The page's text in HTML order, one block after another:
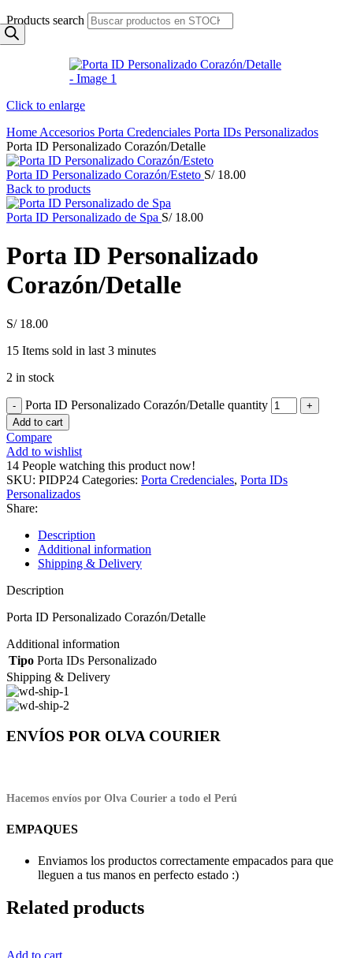
Products search
Click to enlarge
Home Accesorios Porta Credenciales Porta IDs Personalizados
Porta ID Personalizado Corazón/Detalle
Porta ID Personalizado Corazón/Esteto S/18.00
Back to products
Porta ID Personalizado de Spa S/18.00
Porta ID Personalizado
Corazón/Detalle
S/18.00
15 Items sold in last 3 minutes
2 in stock
Porta ID Personalizado Corazón/Detalle quantity
Add to cart
Compare
Add to wishlist
14 People watching this product now!
SKU: PIDP24 Categories: Porta Credenciales, Porta IDs
Personalizados
Share:
Description
Additional information
Shipping & Delivery
Description
Porta ID Personalizado Corazón/Detalle
Additional information
Tipo Porta IDs Personalizado
Shipping & Delivery
ENVÍOS POR OLVA COURIER
Hacemos envíos por Olva Courier a todo el Perú
EMPAQUES
Enviamos los productos correctamente empacados para que
lleguen a tus manos en perfecto estado :)
Related products